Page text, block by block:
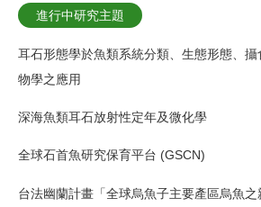
進行中研究主題
耳石形態學於魚類系統分類、生態形態、
物學之應用
深海魚類耳石放射性定年及微化學
全球石首魚研究保育平台 (GSCN)
台法幽蘭計畫「全球烏魚子主要產區烏魚